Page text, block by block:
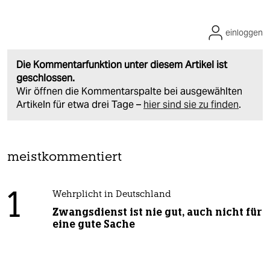
Die Kommentarfunktion unter diesem Artikel ist
geschlossen.
Wir öffnen die Kommentarspalte bei ausgewählten
Artikeln für etwa drei Tage – hier sind sie zu finden.
einloggen
meistkommentiert
1 Wehrplicht in Deutschland
Zwangsdienst ist nie gut, auch nicht für
eine gute Sache